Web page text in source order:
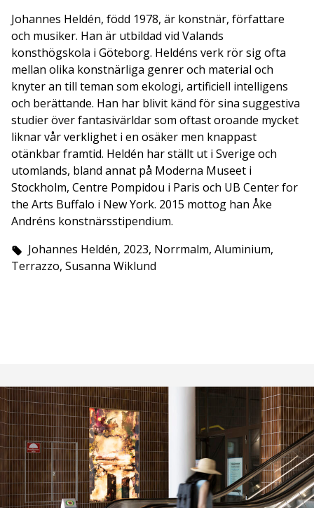
Johannes Heldén, född 1978, är konstnär, författare
och musiker. Han är utbildad vid Valands
konsthögskola i Göteborg. Heldéns verk rör sig ofta
mellan olika konstnärliga genrer och material och
knyter an till teman som ekologi, artificiell intelligens
och berättande. Han har blivit känd för sina suggestiva
studier över fantasivärldar som oftast oroande mycket
liknar vår verklighet i en osäker men knappast
otänkbar framtid. Heldén har ställt ut i Sverige och
utomlands, bland annat på Moderna Museet i
Stockholm, Centre Pompidou i Paris och UB Center for
the Arts Buffalo i New York. 2015 mottog han Åke
Andréns konstnärsstipendium.
Johannes Heldén, 2023, Norrmalm, Aluminium,
Terrazzo, Susanna Wiklund